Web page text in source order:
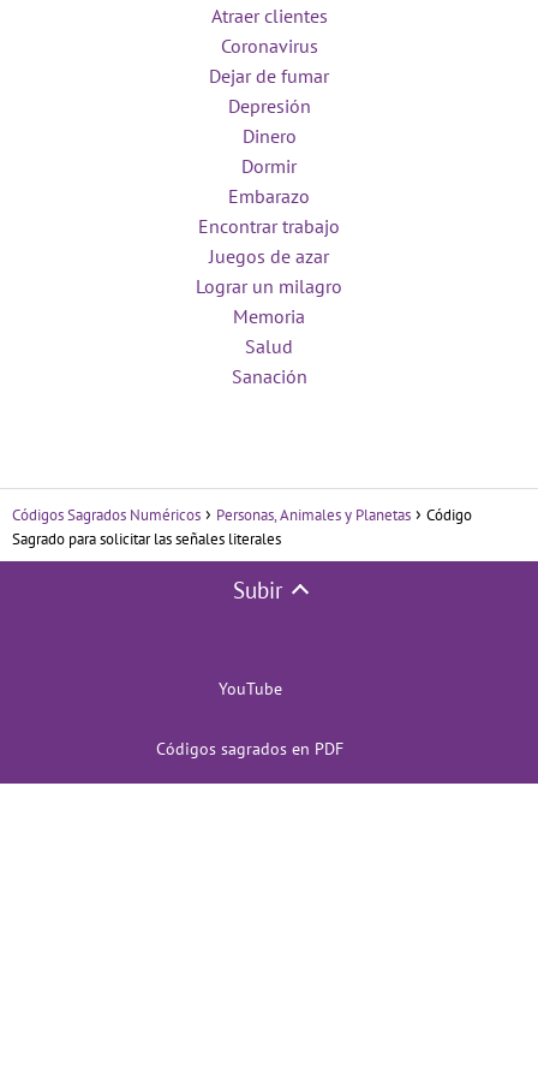
Atraer clientes
Coronavirus
Dejar de fumar
Depresión
Dinero
Dormir
Embarazo
Encontrar trabajo
Juegos de azar
Lograr un milagro
Memoria
Salud
Sanación
Códigos Sagrados Numéricos Personas, Animales y Planetas
Código
Sagrado para solicitar las señales literales
Subir
YouTube
Códigos sagrados en PDF